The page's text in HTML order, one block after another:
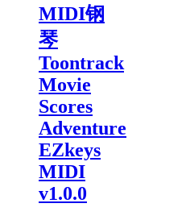
MIDI钢
琴
Toontrack
Movie
Scores
Adventure
EZkeys
MIDI
v1.0.0